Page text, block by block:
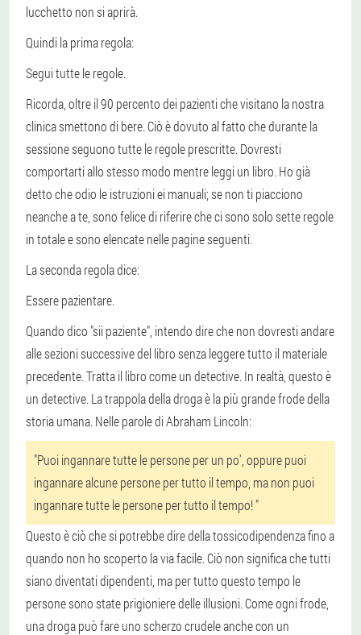
lucchetto non si aprirà.
Quindi la prima regola:
Segui tutte le regole.
Ricorda, oltre il 90 percento dei pazienti che visitano la nostra
clinica smettono di bere. Ciò è dovuto al fatto che durante la
sessione seguono tutte le regole prescritte. Dovresti
comportarti allo stesso modo mentre leggi un libro. Ho già
detto che odio le istruzioni ei manuali; se non ti piacciono
neanche a te, sono felice di riferire che ci sono solo sette regole
in totale e sono elencate nelle pagine seguenti.
La seconda regola dice:
Essere pazientare.
Quando dico "sii paziente", intendo dire che non dovresti andare
alle sezioni successive del libro senza leggere tutto il materiale
precedente. Tratta il libro come un detective. In realtà, questo è
un detective. La trappola della droga è la più grande frode della
storia umana. Nelle parole di Abraham Lincoln:
"Puoi ingannare tutte le persone per un po', oppure puoi
ingannare alcune persone per tutto il tempo, ma non puoi
ingannare tutte le persone per tutto il tempo! "
Questo è ciò che si potrebbe dire della tossicodipendenza fino a
quando non ho scoperto la via facile. Ciò non significa che tutti
siano diventati dipendenti, ma per tutto questo tempo le
persone sono state prigioniere delle illusioni. Come ogni frode,
una droga può fare uno scherzo crudele anche con un